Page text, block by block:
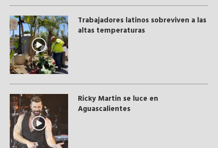
Trabajadores latinos sobreviven a las
altas temperaturas
Ricky Martin se luce en
Aguascalientes